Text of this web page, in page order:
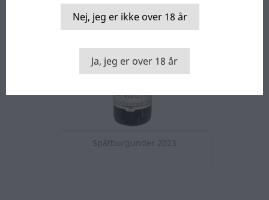
Spätburgunder 2023
Nej, jeg er ikke over 18 år
Ja, jeg er over 18 år